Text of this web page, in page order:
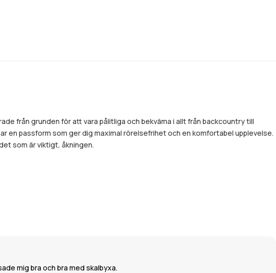
från grunden för att vara pålitliga och bekväma i allt från backcountry till
en passform som ger dig maximal rörelsefrihet och en komfortabel upplevelse.
som är viktigt, åkningen.
mig bra och bra med skalbyxa.